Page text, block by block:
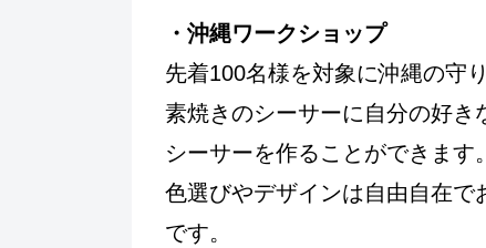
・沖縄ワークショップ
先着100名様を対象に沖縄の守
素焼きのシーサーに自分の好
シーサーを作ることができます。
色選びやデザインは自由自在で
です。